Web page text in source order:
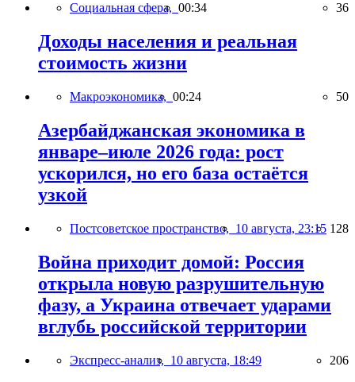
Социальная сфера, 00:34 36
Доходы населения и реальная
стоимость жизни
Макроэкономика, 00:24 50
Азербайджанская экономика в
январе–июле 2026 года: рост
ускорился, но его база остаётся
узкой
Постсоветское пространство, 10 августа, 23:15 128
Война приходит домой: Россия
открыла новую разрушительную
фазу, а Украина отвечает ударами
вглубь российской территории
Экспресс-анализ, 10 августа, 18:49 206